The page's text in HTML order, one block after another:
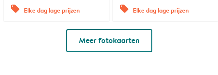
offers Elke dag lage prijzen offers Elke dag lage prijzen
Meer fotokaarten